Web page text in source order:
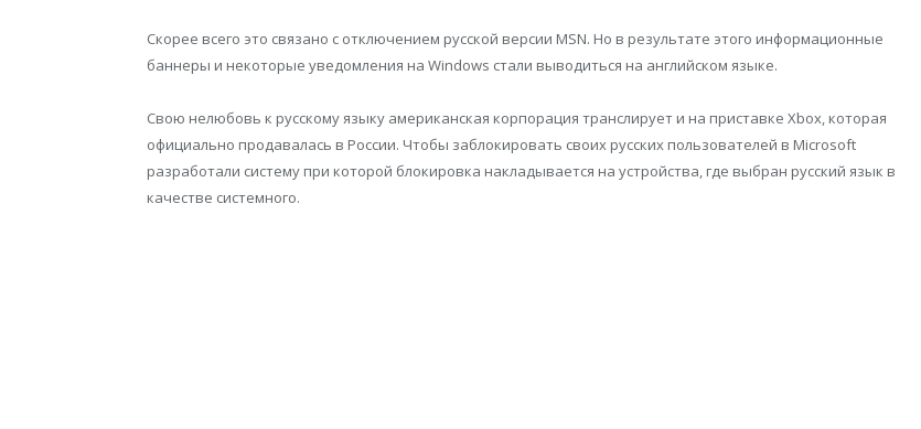
Скорее всего это связано с отключением русской версии MSN. Но в результате этого информационные
баннеры и некоторые уведомления на Windows стали выводиться на английском языке.
Свою нелюбовь к русскому языку американская корпорация транслирует и на приставке Xbox, которая
официально продавалась в России. Чтобы заблокировать своих русских пользователей в Microsoft
разработали систему при которой блокировка накладывается на устройства, где выбран русский язык в
качестве системного.